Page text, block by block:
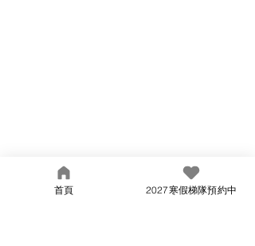
首頁 2027寒假梯隊預約中